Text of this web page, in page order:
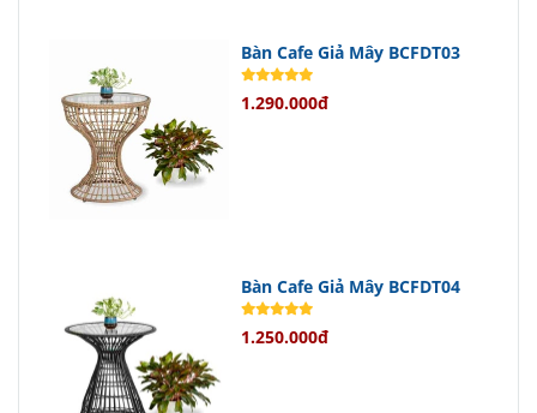
Bàn Cafe Giả Mây BCFDT03
1.290.000đ
Bàn Cafe Giả Mây BCFDT04
1.250.000đ